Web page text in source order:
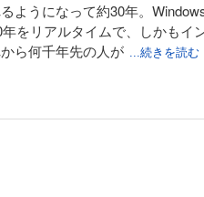
ようになって約30年。
をリアルタイムで、しかもイ
ら何千年先の人が ...続きを読む